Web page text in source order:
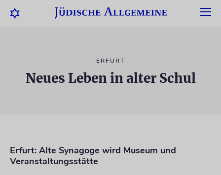
ERFURT
Neues Leben in alter Schul
Erfurt: Alte Synagoge wird Museum und
Veranstaltungsstätte